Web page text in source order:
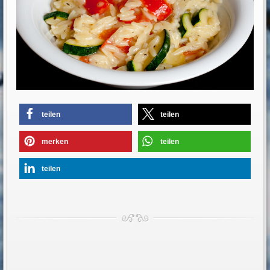
teilen teilen
merken teilen
teilen